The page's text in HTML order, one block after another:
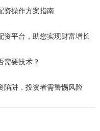
资操作方案指南
资平台，助您实现财富增长
需要技术？
陷阱，投资者需警惕风险